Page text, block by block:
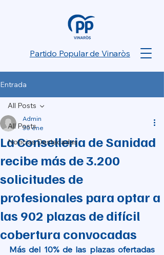
Partido Popular de Vinaròs
Entrada
All Posts
Noticias Destacadas
All Posts
La Conselleria de Sanidad
recibe más de 3.200
solicitudes de
profesionales para optar a
las 902 plazas de difícil
cobertura convocadas
Admin
30 ene
Más del 10% de las plazas ofertadas